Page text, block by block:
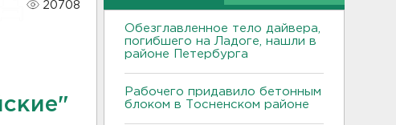
20708
Обезглавленное тело дайвера,
погибшего на Ладоге, нашли в
районе Петербурга
Рабочего придавило бетонным
блоком в Тосненском районе